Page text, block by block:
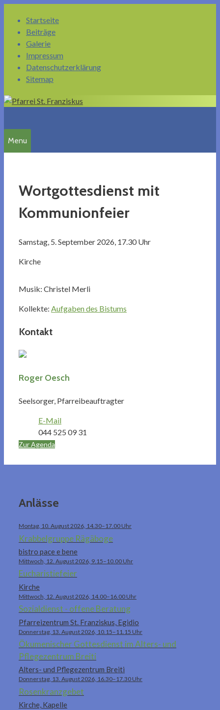
Inhalt
Startseite
Beiträge
Galerie
Impressum
Datenschutzerklärung
Sitemap
Menu
Wortgottesdienst mit
Kommunionfeier
Samstag, 5. September 2026, 17.30 Uhr
Kirche
Musik: Christel Merli
Kollekte: Aufgaben des Bistums
Kontakt
Roger Oesch
Seelsorger, Pfarreibeauftragter
E-Mail
044 525 09 31
Zur Agenda
Anlässe
Montag, 10. August 2026, 14.30–17.00 Uhr
Krabbelgruppe Rägäboge
bistro pace e bene
Mittwoch, 12. August 2026, 9.15–10.00 Uhr
Eucharistiefeier
Kirche
Mittwoch, 12. August 2026, 14.00–16.00 Uhr
Sozialdienst - offene Beratung
Pfarreizentrum St. Franziskus, Egidio
Donnerstag, 13. August 2026, 10.15–11.15 Uhr
Ökumenischer Gottesdienst im Alters- und
Pflegezentrum Breiti
Alters- und Pflegezentrum Breiti
Donnerstag, 13. August 2026, 16.30–17.30 Uhr
Rosenkranzgebet
Kirche, Kapelle